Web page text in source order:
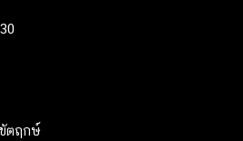
ตฤกษ์